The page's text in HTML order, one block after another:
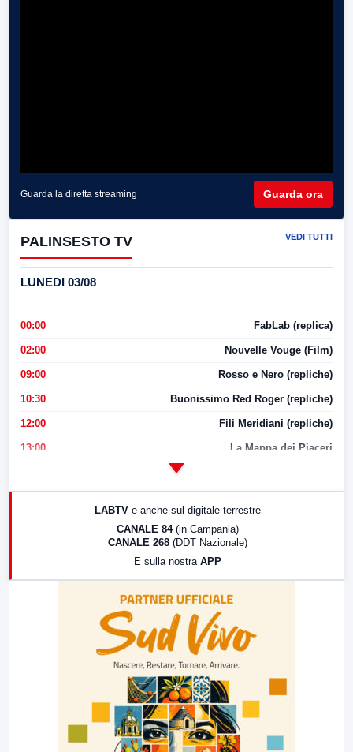
Guarda la diretta streaming Guarda ora
PALINSESTO TV VEDI TUTTI
LUNEDI 03/08
00:00 FabLab (replica)
02:00 Nouvelle Vouge (Film)
09:00 Rosso e Nero (repliche)
10:30 Buonissimo Red Roger (repliche)
12:00 Fili Meridiani (repliche)
13:00 La Mappa dei Piaceri
LABTV e anche sul digitale terrestre
CANALE 84 (in Campania)
CANALE 268 (DDT Nazionale)
E sulla nostra APP